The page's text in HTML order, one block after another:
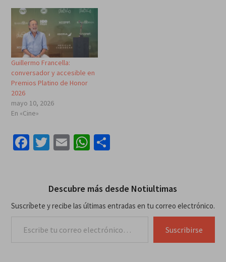
Guillermo Francella:
conversador y accesible en
Premios Platino de Honor
2026
mayo 10, 2026
En «Cine»
Facebook
Twitter
EmailWhatsApp
Compartir
Descubre más desde Notiultimas
Suscríbete y recibe las últimas entradas en tu correo electrónico.
Suscribirse